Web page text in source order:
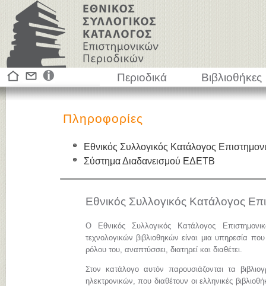
Περιοδικά Βιβλιοθήκες
Πληροφορίες
Εθνικός Συλλογικός Κατάλογος
Σύστημα Διαδανεισμού ΕΔΕΤΒ
Εθνικός Συλλογικός Κατάλογος
Ο Εθνικός Συλλογικός Κατάλογος
τεχνολογικών βιβλιοθηκών είναι μια υπηρεσία
ρόλου του, αναπτύσσει, διατηρεί και διαθέτει.
Στον κατάλογο αυτόν παρουσιάζονται τα
ηλεκτρονικών, που διαθέτουν οι ελληνικές